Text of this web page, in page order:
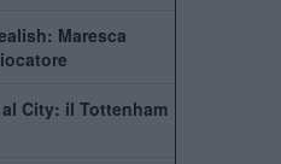
Maresca
City: il Tottenham